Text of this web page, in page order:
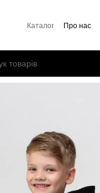
Каталог Про нас